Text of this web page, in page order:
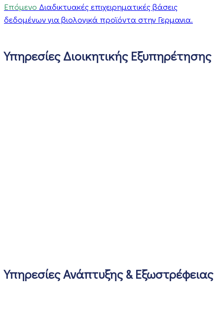
Επόμενο Διαδικτυακές επιχειρηματικές βάσεις
δεδομένων για βιολογικά προϊόντα στην Γερμανια.
Υπηρεσίες Διοικητικής Εξυπηρέτησης
Υπηρεσίες Ανάπτυξης & Εξωστρέφειας